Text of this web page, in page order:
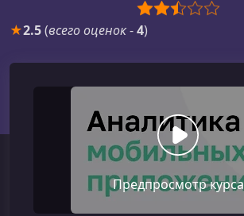
★2.5(всего оценок-4)
Предпросмотр курса